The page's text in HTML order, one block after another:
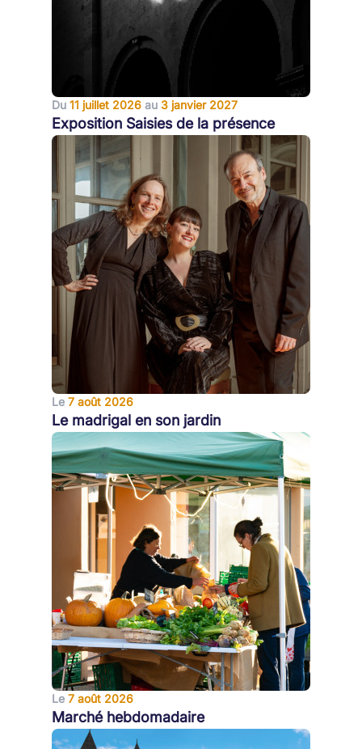
Du 11 juillet 2026 au 3 janvier 2027
Exposition Saisies de la présence
Le 7 août 2026
Le madrigal en son jardin
Le 7 août 2026
Marché hebdomadaire